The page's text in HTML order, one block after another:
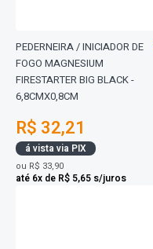
PEDERNEIRA / INICIADOR DE
FOGO MAGNESIUM
FIRESTARTER BIG BLACK -
6,8CMX0,8CM
R$ 32,21
á vista via PIX
ou R$ 33,90
até 6x de R$ 5,65 s/juros